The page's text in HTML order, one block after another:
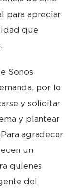
para apreciar
que
.
Sonos
por lo
y solicitar
y plantear
agradecer
un
quienes
del